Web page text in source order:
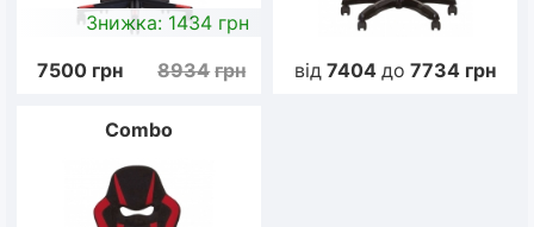
Знижка: 1434 грн
7500 грн 8934 грн від 7404 до 7734 грн
Combo